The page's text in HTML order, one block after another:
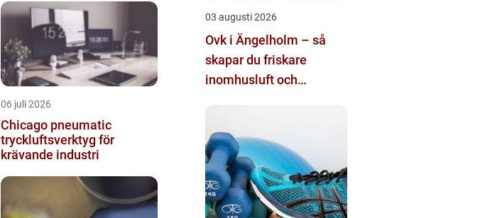
06 juli 2026
Chicago pneumatic
tryckluftsverktyg för
krävande industri
03 augusti 2026
Ovk i Ängelholm – så
skapar du friskare
inomhusluft och